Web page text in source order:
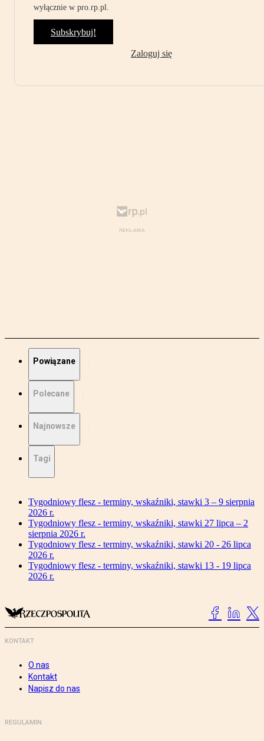
wyłącznie w pro.rp.pl.
Subskrybuj!
Zaloguj się
Powiązane
Polecane
Najnowsze
Tagi
Tygodniowy flesz - terminy, wskaźniki, stawki 3 – 9 sierpnia
2026 r.
Tygodniowy flesz - terminy, wskaźniki, stawki 27 lipca – 2
sierpnia 2026 r.
Tygodniowy flesz - terminy, wskaźniki, stawki 20 - 26 lipca
2026 r.
Tygodniowy flesz - terminy, wskaźniki, stawki 13 - 19 lipca
2026 r.
KONTAKT
O nas
Kontakt
Napisz do nas
REGULAMIN